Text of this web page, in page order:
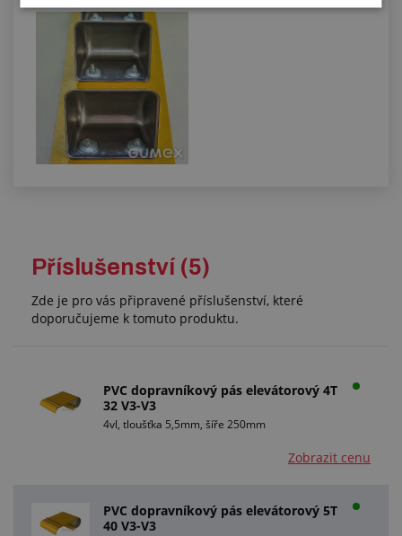
Příslušenství (5)
Zde je pro vás připravené příslušenství, které
doporučujeme k tomuto produktu.
PVC dopravníkový pás elevátorový 4T
32 V3-V3
4vl, tloušťka 5,5mm, šíře 250mm
Zobrazit cenu
PVC dopravníkový pás elevátorový 5T
40 V3-V3